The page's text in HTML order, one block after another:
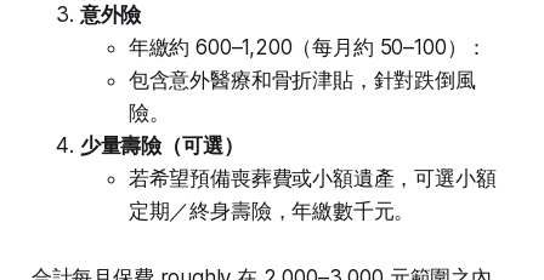
意外險
年繳約 600–1,200（每月約 50–100）：
包含意外醫療和骨折津貼，針對跌倒風
險。
少量壽險（可選）
若希望預備喪葬費或小額遺產，可選小額
定期／終身壽險，年繳數千元。